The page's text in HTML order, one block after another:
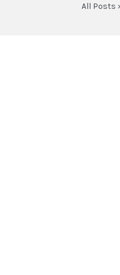
All Posts